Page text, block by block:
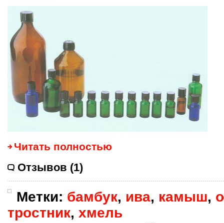
Читать полностью
Отзывов (1)
Метки: бамбук, ива, камыш,
тростник, хмель